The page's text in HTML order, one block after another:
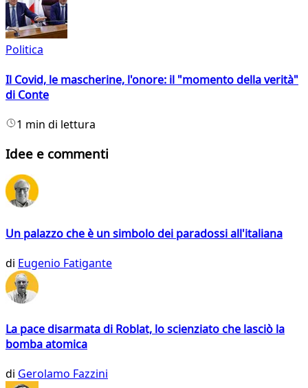
Politica
Il Covid, le mascherine, l'onore: il "momento della verità"
di Conte
1 min di lettura
Idee e commenti
Un palazzo che è un simbolo dei paradossi all'italiana
di Eugenio Fatigante
La pace disarmata di Roblat, lo scienziato che lasciò la
bomba atomica
di Gerolamo Fazzini